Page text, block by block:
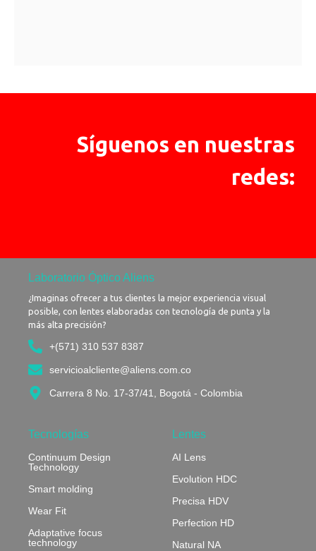
Síguenos en nuestras
redes:
Laboratorio Óptico Aliens​
¿Imaginas ofrecer a tus clientes la mejor experiencia visual
posible, con lentes elaboradas con tecnología de punta y la
más alta precisión?
+(571) 310 537 8387
servicioalcliente@aliens.com.co
Carrera 8 No. 17-37/41, Bogotá - Colombia​
Tecnologías
Continuum Design
Technology
Smart molding
Wear Fit
Adaptative focus
technology
Lentes
AI Lens
Evolution HDC
Precisa HDV
Perfection HD
Natural NA